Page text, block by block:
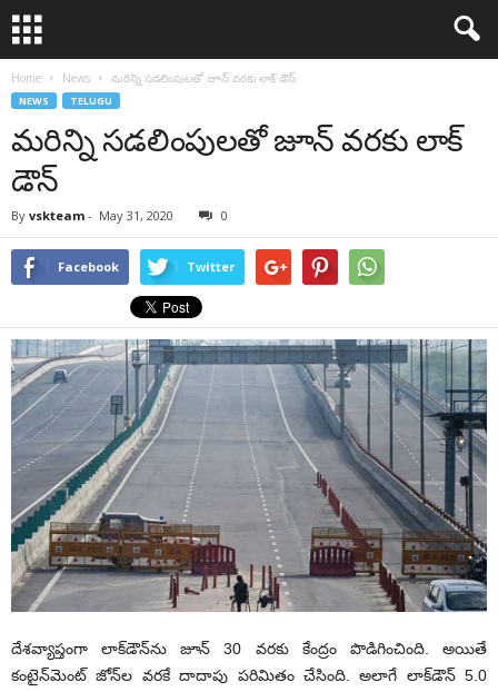
Home News మరిన్ని సడలింపులతో జూన్ వరకు లాక్ డౌన్
NEWS TELUGU
మరిన్ని సడలింపులతో జూన్ వరకు లాక్
డౌన్
By vskteam - May 31, 2020 0
Facebook Twitter
దేశవ్యాప్తంగా లాక్‌డౌన్‌ను జూన్ 30 వరకు కేంద్రం పొడిగించింది. అయితే
కంటైన్‌మెంట్‌ జోన్‌ల వరకే దాదాపు పరిమితం చేసింది. అలాగే లాక్‌డౌన్‌ 5.0